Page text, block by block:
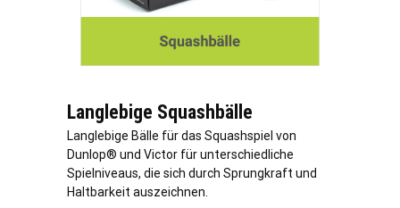
Langlebige Squashbälle
Langlebige Bälle für das Squashspiel von
Dunlop® und Victor für unterschiedliche
Spielniveaus, die sich durch Sprungkraft und
Haltbarkeit auszeichnen.